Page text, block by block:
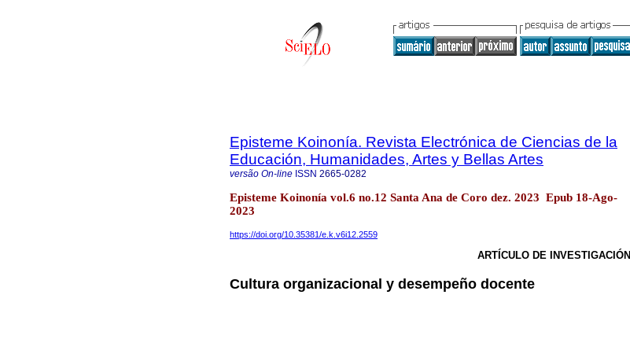
Episteme Koinonía. Revista Electrónica de Ciencias de la
Educación, Humanidades, Artes y Bellas Artes
versão On-line ISSN 2665-0282
Episteme Koinonía vol.6 no.12 Santa Ana de Coro dez. 2023 Epub 18-Ago-
2023
https://doi.org/10.35381/e.k.v6i12.2559
ARTÍCULO DE INVESTIGACIÓN
Cultura organizacional y desempeño docente